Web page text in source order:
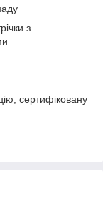
з
сертифіковану